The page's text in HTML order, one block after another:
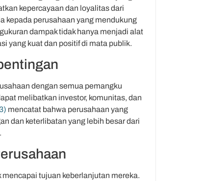
kepercayaan dan loyalitas dari
kepada perusahaan yang mendukung
dampak tidak hanya menjadi alat
yang kuat dan positif di mata publik.
dengan semua pemangku
melibatkan investor, komunitas, dan
mencatat bahwa perusahaan yang
dan keterlibatan yang lebih besar dari
tujuan keberlanjutan mereka.